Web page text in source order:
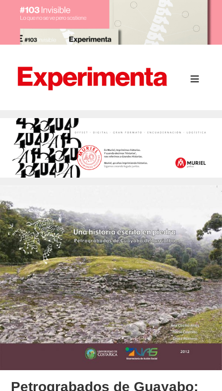
Petrograbados de Guayabo: